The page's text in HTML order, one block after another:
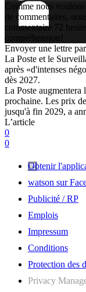
Comme nous
de commentaires,
commentaire 72
compréhension!
Envoyer une lettre
La Poste et le
après «d'intenses
dès 2027.
La Poste augmentera
prochaine. Les prix
jusqu'à fin 2029, a
L’article
0
0
Obtenir
watson sur
Publicité / RP
Emplois
Impressum
Conditions
Protection des
Privacy